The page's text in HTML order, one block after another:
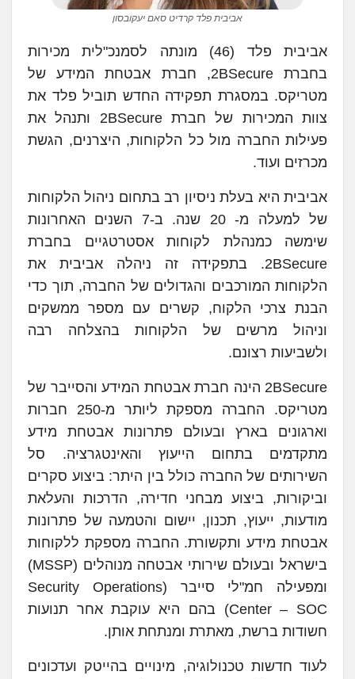
אביבית פלד קרדיט סאם יעקובסון
אביבית פלד (46) מונתה לסמנכ"לית מכירות
בחברת 2BSecure, חברת אבטחת המידע של
מטריקס. במסגרת תפקידה החדש תוביל פלד את
צוות המכירות של חברת 2BSecure ותנהל את
פעילות החברה מול כל הלקוחות, היצרנים, הגשת
מכרזים ועוד.
אביבית היא בעלת ניסיון רב בתחום ניהול הלקוחות
של למעלה מ- 20 שנה. ב-7 השנים האחרונות
שימשה כמנהלת לקוחות אסטרטגיים בחברת
2BSecure. בתפקידה זה ניהלה אביבית את
הלקוחות המורכבים והגדולים של החברה, תוך כדי
הבנת צרכי הלקוח, קשרים עם מספר ממשקים
וניהול מרשים של הלקוחות בהצלחה רבה
ולשביעות רצונם.
2BSecure הינה חברת אבטחת המידע והסייבר של
מטריקס. החברה מספקת ליותר מ-250 חברות
וארגונים בארץ ובעולם פתרונות אבטחת מידע
מתקדמים בתחום הייעוץ והאינטגרציה. סל
השירותים של החברה כולל בין היתר: ביצוע סקרים
וביקורות, ביצוע מבחני חדירה, הדרכות והעלאת
מודעות, ייעוץ, תכנון, יישום והטמעה של פתרונות
אבטחת מידע ותקשורת. החברה מספקת ללקוחות
בישראל ובעולם שירותי אבטחה מנוהלים (MSSP)
ומפעילה חמ"לי סייבר (Security Operations
Center – SOC) בהם היא עוקבת אחר תנועות
חשודות ברשת, מאתרת ומנתחת אותן.
לעוד חדשות טכנולוגיה, מינויים בהייטק ועדכונים